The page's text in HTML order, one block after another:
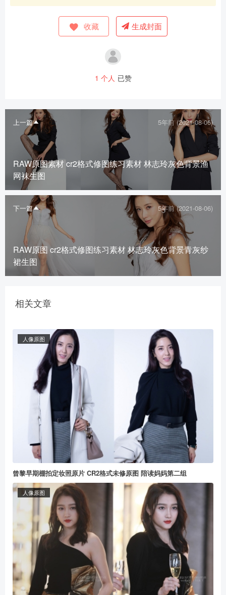
收藏 生成封面
1 个人 已赞
上一篇 5年前 (2021-08-06)
RAW原图素材 cr2格式修图练习素材 林志玲灰色背景渔
网袜生图
下一篇 5年前 (2021-08-06)
RAW原图 cr2格式修图练习素材 林志玲灰色背景青灰纱
裙生图
相关文章
人像原图
曾黎早期棚拍定妆照原片 CR2格式未修原图 陪读妈妈第二组
人像原图